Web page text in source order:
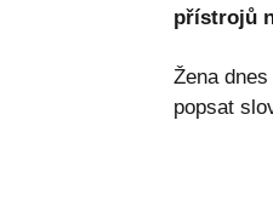
přístrojů
Žena
popsat